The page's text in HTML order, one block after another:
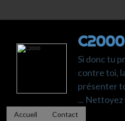
C2000
Si donc tu
contre toi,
présenter
... Nettoyez
Accueil Contact